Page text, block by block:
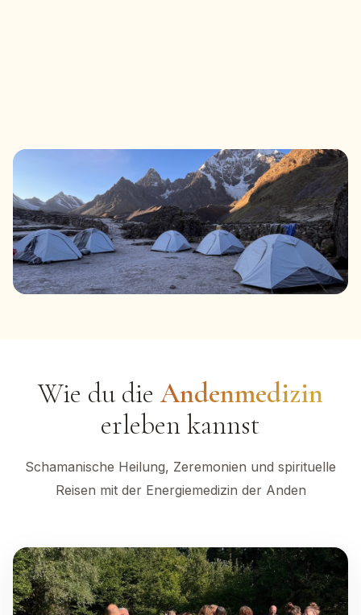
Wie du die Andenmedizin
erleben kannst
Schamanische Heilung, Zeremonien und spirituelle
Reisen mit der Energiemedizin der Anden